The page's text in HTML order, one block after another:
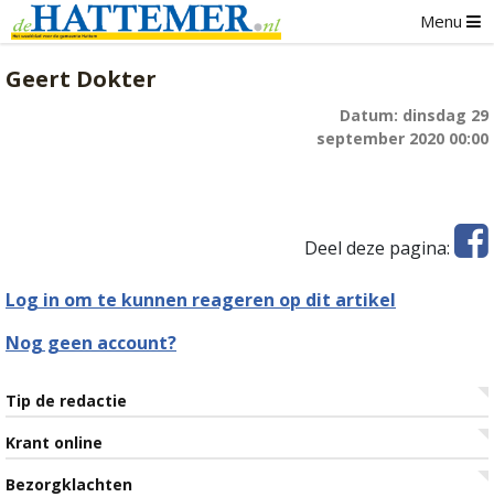
Menu
Geert Dokter
Datum: dinsdag 29
september 2020 00:00
Deel deze pagina:
Log in om te kunnen reageren op dit artikel
Nog geen account?
Tip de redactie
Krant online
Bezorgklachten